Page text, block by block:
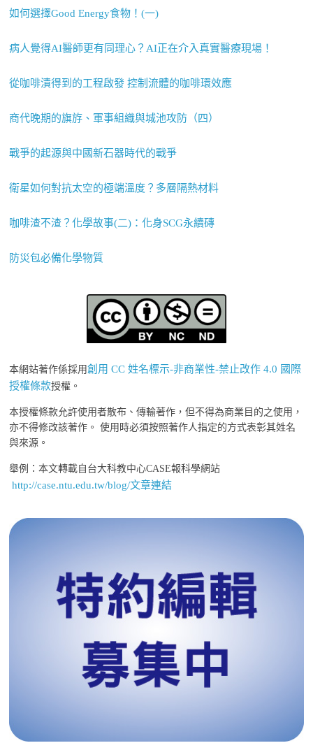
如何選擇Good Energy食物！(一)
病人覺得AI醫師更有同理心？AI正在介入真實醫療現場！
從咖啡漬得到的工程啟發 控制流體的咖啡環效應
商代晚期的旗斿、軍事組織與城池攻防（四）
戰爭的起源與中國新石器時代的戰爭
衛星如何對抗太空的極端溫度？多層隔熱材料
咖啡渣不渣？化學故事(二)：化身SCG永續磚
防災包必備化學物質
本網站著作係採用創用 CC 姓名標示-非商業性-禁止改作 4.0 國際
授權條款授權。
本授權條款允許使用者散布、傳輸著作，但不得為商業目的之使用，
亦不得修改該著作。 使用時必須按照著作人指定的方式表彰其姓名
與來源。
舉例：本文轉載自台大科教中心CASE報科學網站
http://case.ntu.edu.tw/blog/文章連結